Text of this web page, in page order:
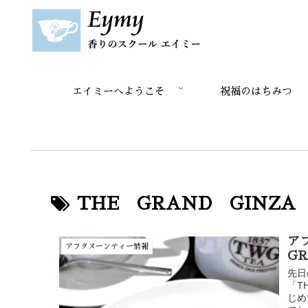
エイミーへようこそ 祝福のはちみつ
THE GRAND GINZA
アフタヌーンティー情報
ア
先
「
じ